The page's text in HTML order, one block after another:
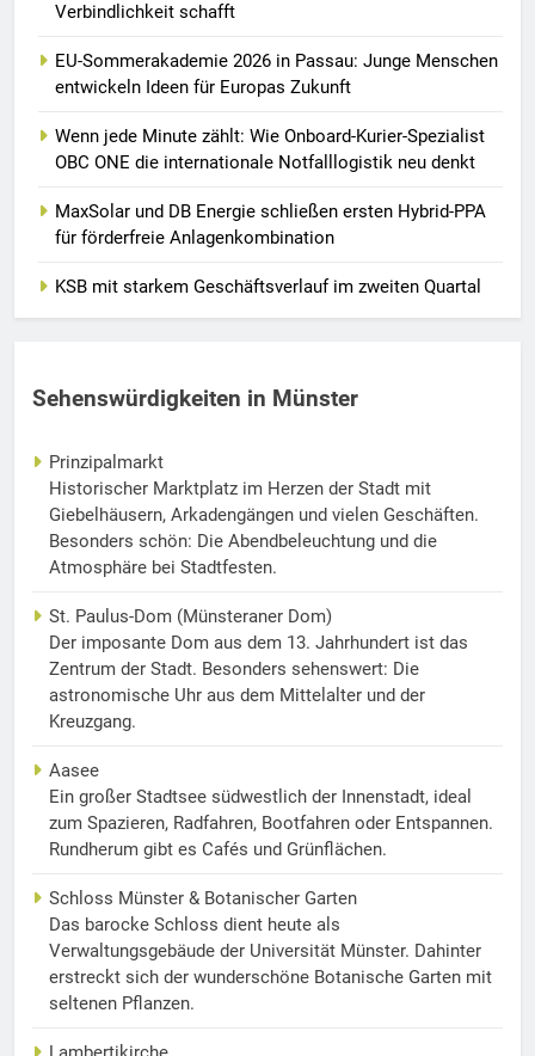
Verbindlichkeit schafft
EU-Sommerakademie 2026 in Passau: Junge Menschen
entwickeln Ideen für Europas Zukunft
Wenn jede Minute zählt: Wie Onboard-Kurier-Spezialist
OBC ONE die internationale Notfalllogistik neu denkt
MaxSolar und DB Energie schließen ersten Hybrid-PPA
für förderfreie Anlagenkombination
KSB mit starkem Geschäftsverlauf im zweiten Quartal
Sehenswürdigkeiten in Münster
Prinzipalmarkt
Historischer Marktplatz im Herzen der Stadt mit
Giebelhäusern, Arkadengängen und vielen Geschäften.
Besonders schön: Die Abendbeleuchtung und die
Atmosphäre bei Stadtfesten.
St. Paulus-Dom (Münsteraner Dom)
Der imposante Dom aus dem 13. Jahrhundert ist das
Zentrum der Stadt. Besonders sehenswert: Die
astronomische Uhr aus dem Mittelalter und der
Kreuzgang.
Aasee
Ein großer Stadtsee südwestlich der Innenstadt, ideal
zum Spazieren, Radfahren, Bootfahren oder Entspannen.
Rundherum gibt es Cafés und Grünflächen.
Schloss Münster & Botanischer Garten
Das barocke Schloss dient heute als
Verwaltungsgebäude der Universität Münster. Dahinter
erstreckt sich der wunderschöne Botanische Garten mit
seltenen Pflanzen.